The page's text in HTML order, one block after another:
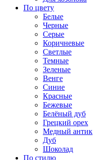
По цвету
Белые
Черные
Серые
Коричневые
Светлые
Темные
Зеленые
Венге
Синие
Красные
Бежевые
Белёный дуб
Грецкий орех
Медный антик
Дуб
Шоколад
По стилю